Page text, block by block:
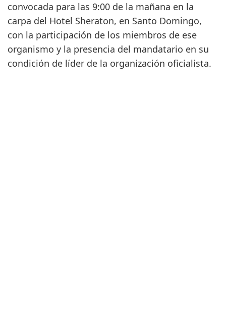
convocada para las 9:00 de la mañana en la
carpa del Hotel Sheraton, en Santo Domingo,
con la participación de los miembros de ese
organismo y la presencia del mandatario en su
condición de líder de la organización oficialista.